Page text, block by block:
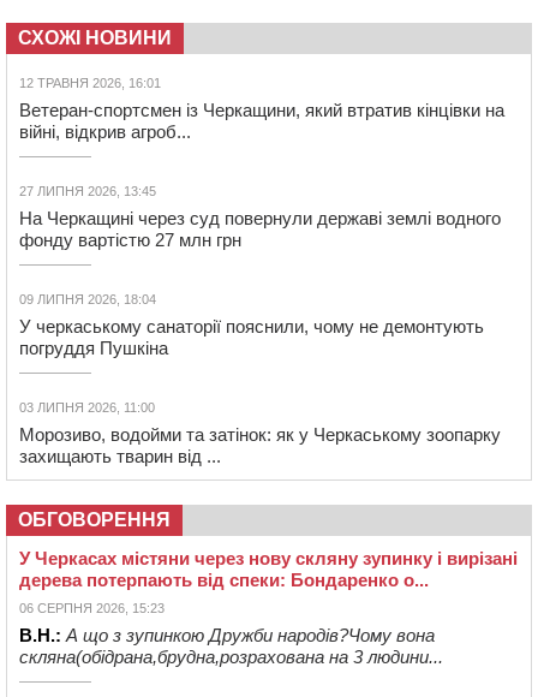
СХОЖІ НОВИНИ
12 ТРАВНЯ 2026, 16:01
Ветеран-спортсмен із Черкащини, який втратив кінцівки на
війні, відкрив агроб...
27 ЛИПНЯ 2026, 13:45
На Черкащині через суд повернули державі землі водного
фонду вартістю 27 млн грн
09 ЛИПНЯ 2026, 18:04
У черкаському санаторії пояснили, чому не демонтують
погруддя Пушкіна
03 ЛИПНЯ 2026, 11:00
Морозиво, водойми та затінок: як у Черкаському зоопарку
захищають тварин від ...
ОБГОВОРЕННЯ
У Черкасах містяни через нову скляну зупинку і вирізані
дерева потерпають від спеки: Бондаренко о...
06 СЕРПНЯ 2026, 15:23
В.Н.: А що з зупинкою Дружби народів?Чому вона
скляна(обідрана,брудна,розрахована на 3 людини...